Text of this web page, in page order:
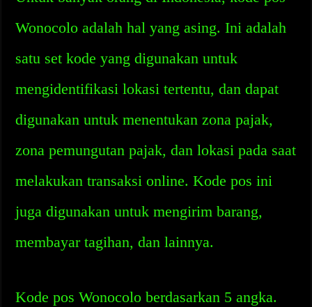
Wonocolo adalah hal yang asing. Ini adalah
satu set kode yang digunakan untuk
mengidentifikasi lokasi tertentu, dan dapat
digunakan untuk menentukan zona pajak,
zona pemungutan pajak, dan lokasi pada saat
melakukan transaksi online. Kode pos ini
juga digunakan untuk mengirim barang,
membayar tagihan, dan lainnya.
Kode pos Wonocolo berdasarkan 5 angka.